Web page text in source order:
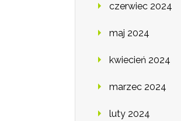
czerwiec 2024
maj 2024
kwiecień 2024
marzec 2024
luty 2024